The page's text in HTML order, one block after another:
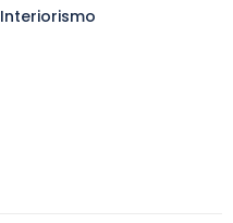
Interiorismo